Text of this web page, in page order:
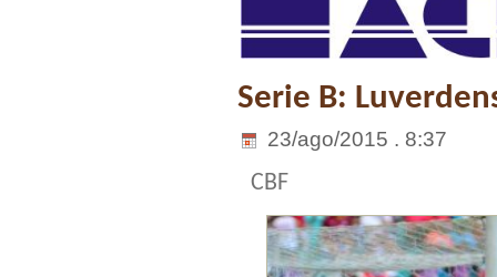
Serie B:
23/ago/2015 . 8:37
CBF